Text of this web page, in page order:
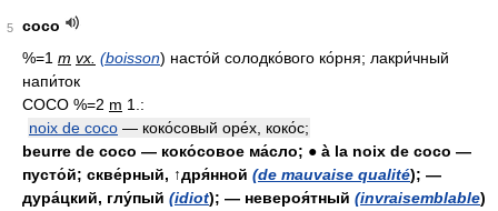
5
coco
%=1 m vx. (boisson) насто́й солодко́вого ко́рня; лакри́чный
напи́ток
COCO %=2 m 1.:
noix de coco — коко́совый оре́х, коко́с;
beurre de coco — коко́совое ма́сло; ● à la noix de coco —
пусто́й; скве́рный, ↑дря́нной (de mauvaise qualité); —
дура́цкий, глу́пый (idiot); — невероя́тный (invraisemblable)